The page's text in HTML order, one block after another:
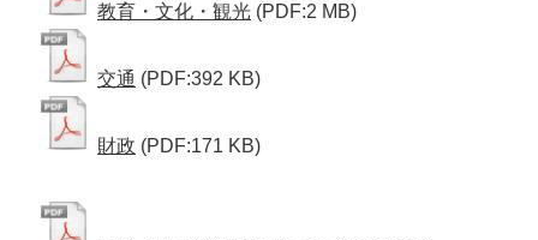
教育・文化・観光 (PDF:2 MB)
交通 (PDF:392 KB)
財政 (PDF:171 KB)